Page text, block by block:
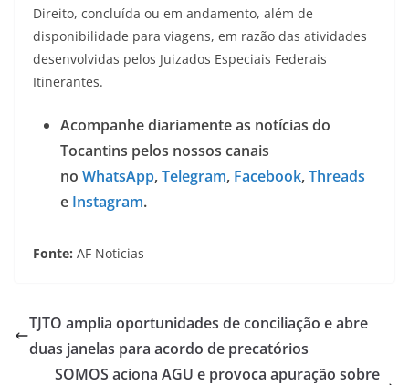
Direito, concluída ou em andamento, além de
disponibilidade para viagens, em razão das atividades
desenvolvidas pelos Juizados Especiais Federais
Itinerantes.
Acompanhe diariamente as notícias do
Tocantins pelos nossos canais
no WhatsApp,Telegram, Facebook,Threads
e Instagram.
Fonte: AF Noticias
TJTO amplia oportunidades de conciliação e abre
duas janelas para acordo de precatórios
SOMOS aciona AGU e provoca apuração sobre